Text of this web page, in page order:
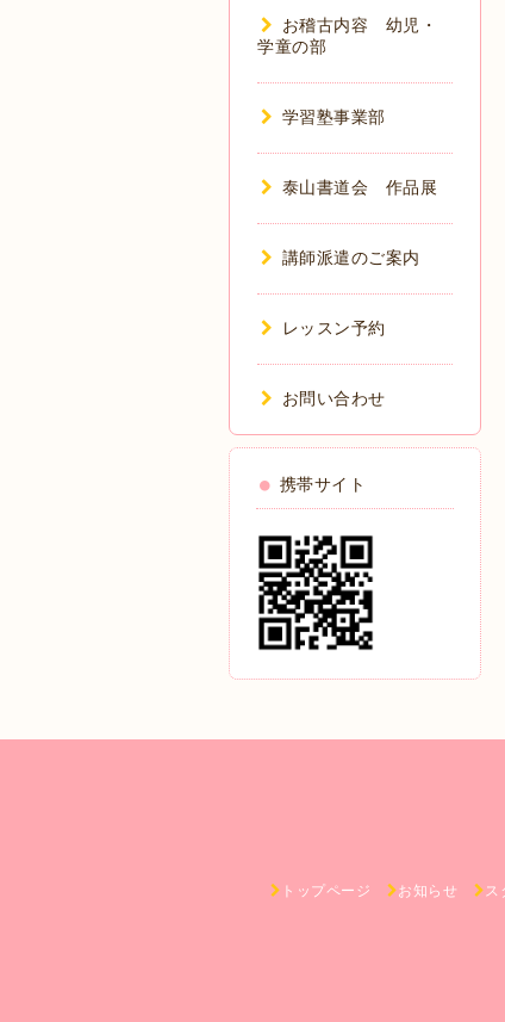
お稽古内容 幼児・
学童の部
学習塾事業部
泰山書道会 作品展
講師派遣のご案内
レッスン予約
お問い合わせ
携帯サイト
トップページ お知らせ ス